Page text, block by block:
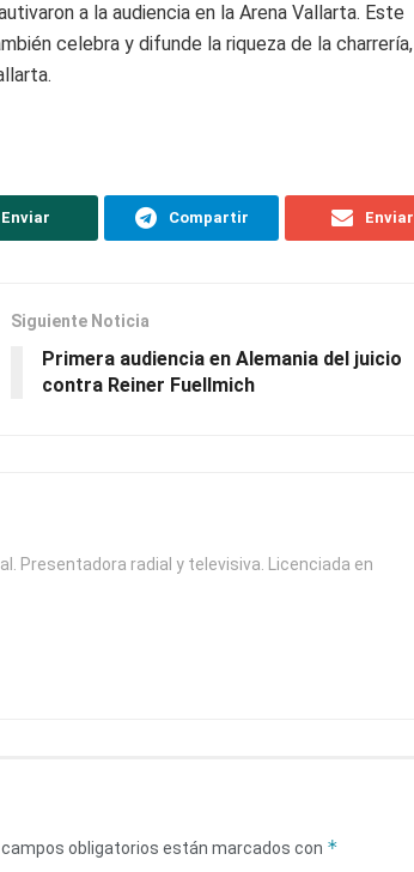
a la audiencia en la Arena Vallarta. Este
celebra y difunde la riqueza de la charrería,
Enviar Compartir Enviar
Siguiente Noticia
Primera audiencia en Alemania del juicio
contra Reiner Fuellmich
Presentadora radial y televisiva. Licenciada en
campos obligatorios están marcados con *